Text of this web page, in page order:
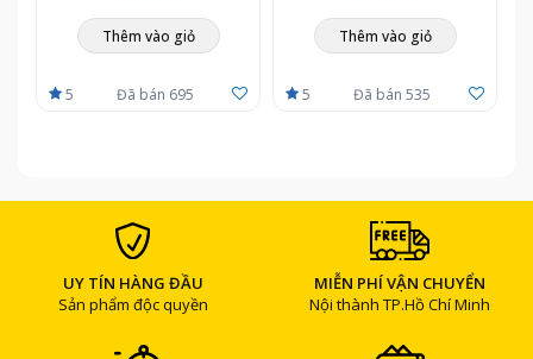
Thêm vào giỏ
5 Đã bán 695
Thêm vào giỏ
5 Đã bán 535
UY TÍN HÀNG ĐẦU
Sản phẩm độc quyền
MIỄN PHÍ VẬN CHUYỂN
Nội thành TP.Hồ Chí Minh